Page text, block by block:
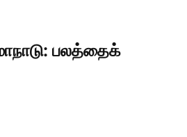
பலத்தைக்